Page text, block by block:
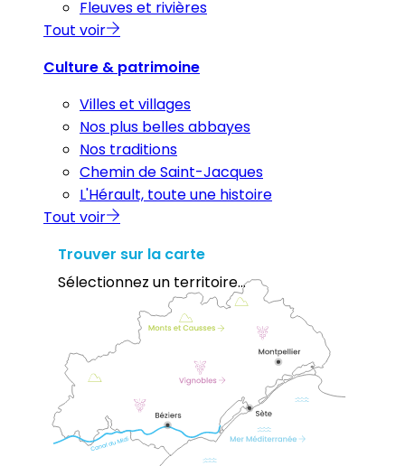
Fleuves et rivières
Tout voir
Culture & patrimoine
Villes et villages
Nos plus belles abbayes
Nos traditions
Chemin de Saint-Jacques
L'Hérault, toute une histoire
Tout voir
Trouver sur la carte
Sélectionnez un territoire...